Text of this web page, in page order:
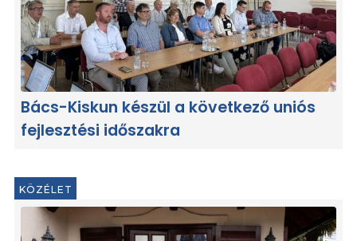
Bács-Kiskun készül a következő uniós
fejlesztési időszakra
KÖZÉLET